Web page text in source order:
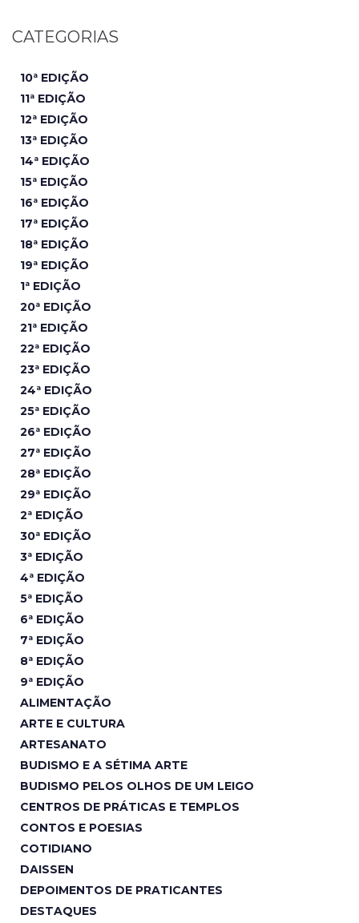
CATEGORIAS
10ª EDIÇÃO
11ª EDIÇÃO
12ª EDIÇÃO
13ª EDIÇÃO
14ª EDIÇÃO
15ª EDIÇÃO
16ª EDIÇÃO
17ª EDIÇÃO
18ª EDIÇÃO
19ª EDIÇÃO
1ª EDIÇÃO
20ª EDIÇÃO
21ª EDIÇÃO
22ª EDIÇÃO
23ª EDIÇÃO
24ª EDIÇÃO
25ª EDIÇÃO
26ª EDIÇÃO
27ª EDIÇÃO
28ª EDIÇÃO
29ª EDIÇÃO
2ª EDIÇÃO
30ª EDIÇÃO
3ª EDIÇÃO
4ª EDIÇÃO
5ª EDIÇÃO
6ª EDIÇÃO
7ª EDIÇÃO
8ª EDIÇÃO
9ª EDIÇÃO
ALIMENTAÇÃO
ARTE E CULTURA
ARTESANATO
BUDISMO E A SÉTIMA ARTE
BUDISMO PELOS OLHOS DE UM LEIGO
CENTROS DE PRÁTICAS E TEMPLOS
CONTOS E POESIAS
COTIDIANO
DAISSEN
DEPOIMENTOS DE PRATICANTES
DESTAQUES